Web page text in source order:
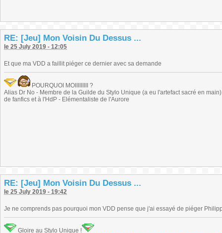
RE: [Jeu] Mon Voisin Du Dessus ...
le 25 July 2019 - 12:05
Et que ma VDD a faillit piéger ce dernier avec sa demande
POURQUOI MOIIIIIIIII ?
Alias Dr No - Membre de la Guilde du Stylo Unique (a eu l'artefact sacré en
de fanfics et à l'HdP - Elémentaliste de l'Aurore
RE: [Jeu] Mon Voisin Du Dessus ...
le 25 July 2019 - 19:42
Je ne comprends pas pourquoi mon VDD pense que j'ai essayé de piéger
Gloire au Stylo Unique !